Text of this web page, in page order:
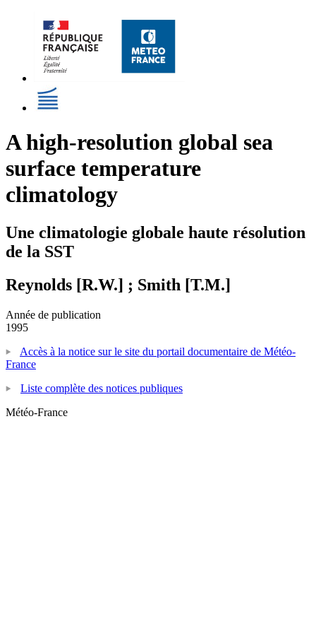
A high-resolution global sea
surface temperature
climatology
Une climatologie globale haute résolution
de la SST
Reynolds [R.W.] ; Smith [T.M.]
Année de publication
1995
Accès à la notice sur le site du portail documentaire de Météo-
France
Liste complète des notices publiques
Météo-France